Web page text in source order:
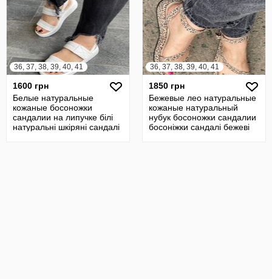
36, 37, 38, 39, 40, 41
1600 грн
Белые натуральные
кожаные босоножки
сандалии на липучке білі
натуральні шкіряні сандалі
36, 37, 38, 39, 40, 41
1850 грн
Бежевые лео натуральные
кожаные натуральный
нубук босоножки сандалии
босоніжки сандалі бежеві